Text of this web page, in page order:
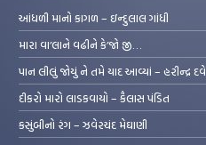
આંધળી માનો કાગળ – ઇન્દુલાલ ગાંધી
મારા વા’લાને વઢીને કે’જો જી…
પાન લીલું જોયું ને તમે યાદ આવ્યાં – હરીન્દ્ર દવે
દીકરો મારો લાડકવાયો – કૈલાસ પંડિત
કસુંબીનો રંગ – ઝવેરચંદ મેઘાણી